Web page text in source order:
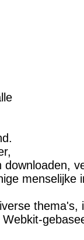
menselijke
thema's,